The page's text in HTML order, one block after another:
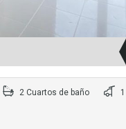
2 Cuartos de baño